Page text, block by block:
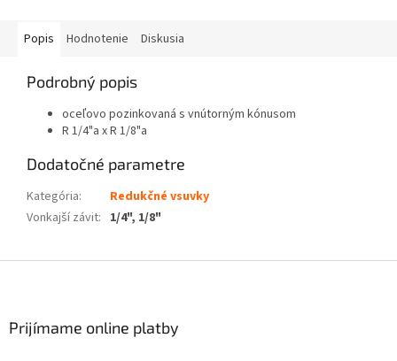
Popis Hodnotenie Diskusia
Podrobný popis
oceľovo pozinkovaná s vnútorným kónusom
R 1/4"a x R 1/8"a
Dodatočné parametre
Kategória:
Redukčné vsuvky
Vonkajší závit: 1/4", 1/8"
Prijímame online platby